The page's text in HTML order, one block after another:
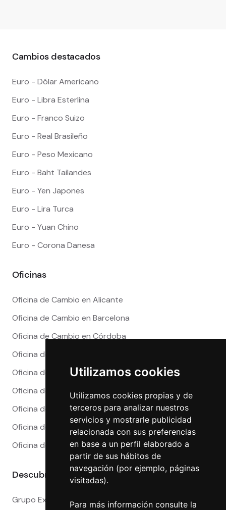
Utilizamos cookies
Utilizamos cookies propias y de
terceros para analizar nuestros
servicios y mostrarle publicidad
relacionada con sus preferencias
en base a un perfil elaborado a
partir de sus hábitos de
navegación (por ejemplo, páginas
visitadas).
Para más información consulte la
Cambios destacados
Euro - Dólar Americano
Euro - Libra Esterlina
Euro - Franco Suizo
Euro - Real Brasileño
Euro - Peso Mexicano
Euro - Baht Tailandes
Euro - Yen Japones
Euro - Lira Turca
Euro - Yuan Chino
Euro - Corona Danesa
Oficinas
Oficina de Cambio en Alicante
Oficina de Cambio en Barcelona
Oficina de Cambio en Córdoba
Oficina de Cambio en Granada
Oficina de Cambio en Madrid
Oficina de Cambio en Málaga
Oficina de Cambio en Marbella
Oficina de Cambio en Sevilla
Oficina de Cambio en Valencia
Descubre más
Grupo Exact